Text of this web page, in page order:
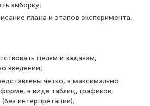
выборку;
плана и этапов эксперимента.
целям и задачам,
введении;
четко, в максимально
в виде таблиц, графиков,
интерпретации);